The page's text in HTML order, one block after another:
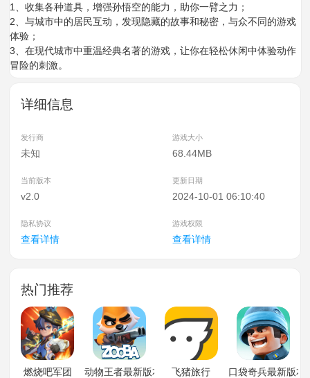
1、收集各种道具，增强孙悟空的能力，助你一臂之力；
2、与城市中的居民互动，发现隐藏的故事和秘密，与众不同的游戏
体验；
3、在现代城市中重温经典名著的游戏，让你在轻松休闲中体验动作
冒险的刺激。
详细信息
发行商 游戏大小
未知 68.44MB
当前版本 更新日期
v2.0 2024-10-01 06:10:40
隐私协议 游戏权限
查看详情 查看详情
热门推荐
燃烧吧军团 动物王者最新版本游戏2022(Zooba)
飞猪旅行 口袋奇兵最新版本